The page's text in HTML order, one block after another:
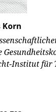
Korn
Institut für